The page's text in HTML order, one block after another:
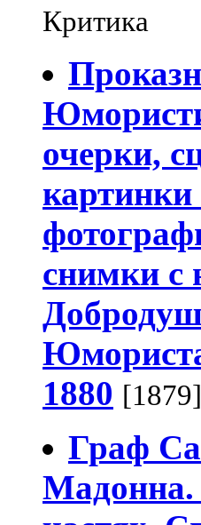
Критика
очерки,
картинки
снимки с
1880 [1879]
Граф
Мадонна.